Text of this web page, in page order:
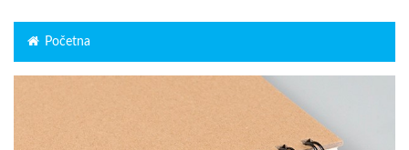
Početna